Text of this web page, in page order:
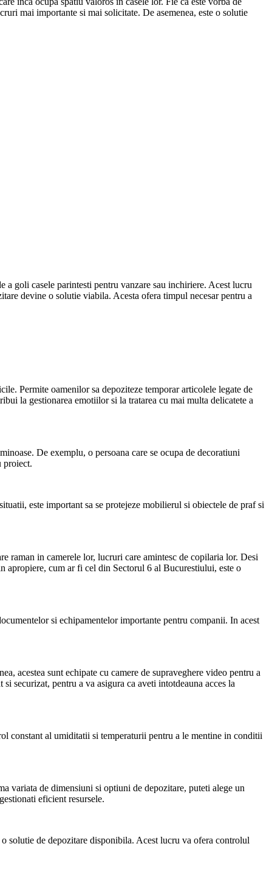
mai importante si mai solicitate. De asemenea, este o solutie
goli casele parintesti pentru vanzare sau inchiriere. Acest lucru
devine o solutie viabila. Acesta ofera timpul necesar pentru a
Permite oamenilor sa depoziteze temporar articolele legate de
la gestionarea emotiilor si la tratarea cu mai multa delicatete a
De exemplu, o persoana care se ocupa de decoratiuni
proiect.
este important sa se protejeze mobilierul si obiectele de praf si
raman in camerele lor, lucruri care amintesc de copilaria lor. Desi
apropiere, cum ar fi cel din Sectorul 6 al Bucurestiului, este o
si echipamentelor importante pentru companii. In acest
acestea sunt echipate cu camere de supraveghere video pentru a
securizat, pentru a va asigura ca aveti intotdeauna acces la
constant al umiditatii si temperaturii pentru a le mentine in conditii
variata de dimensiuni si optiuni de depozitare, puteti alege un
eficient resursele.
solutie de depozitare disponibila. Acest lucru va ofera controlul